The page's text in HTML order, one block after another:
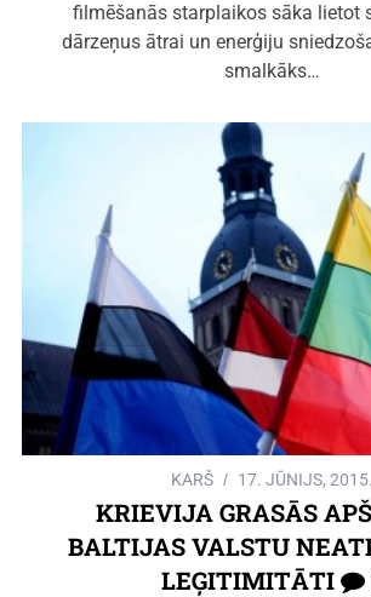
filmēšanās starplaikos sāka lietot
dārzeņus ātrai un enerģiju
smalkāks…
KARŠ 17. JŪNIJS, 2015.
KRIEVIJA GRASĀS
BALTIJAS VALSTU
LEĢITIMITĀTI